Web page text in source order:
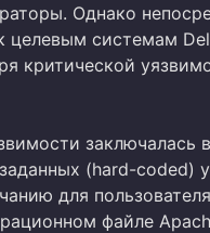
Однако
целевым системам
критической
заключалась
(hard-coded)
для
файле